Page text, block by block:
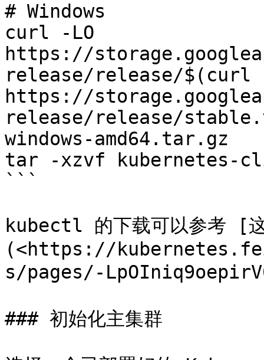
# Windows
curl -LO
https://
release/release/$(curl
https://
release/release/
windows-amd64.tar.gz
tar -xzvf kubernetes-
```
kubectl 的下载可以参考 [
(<https://
s/pages/-
### 初始化主集群